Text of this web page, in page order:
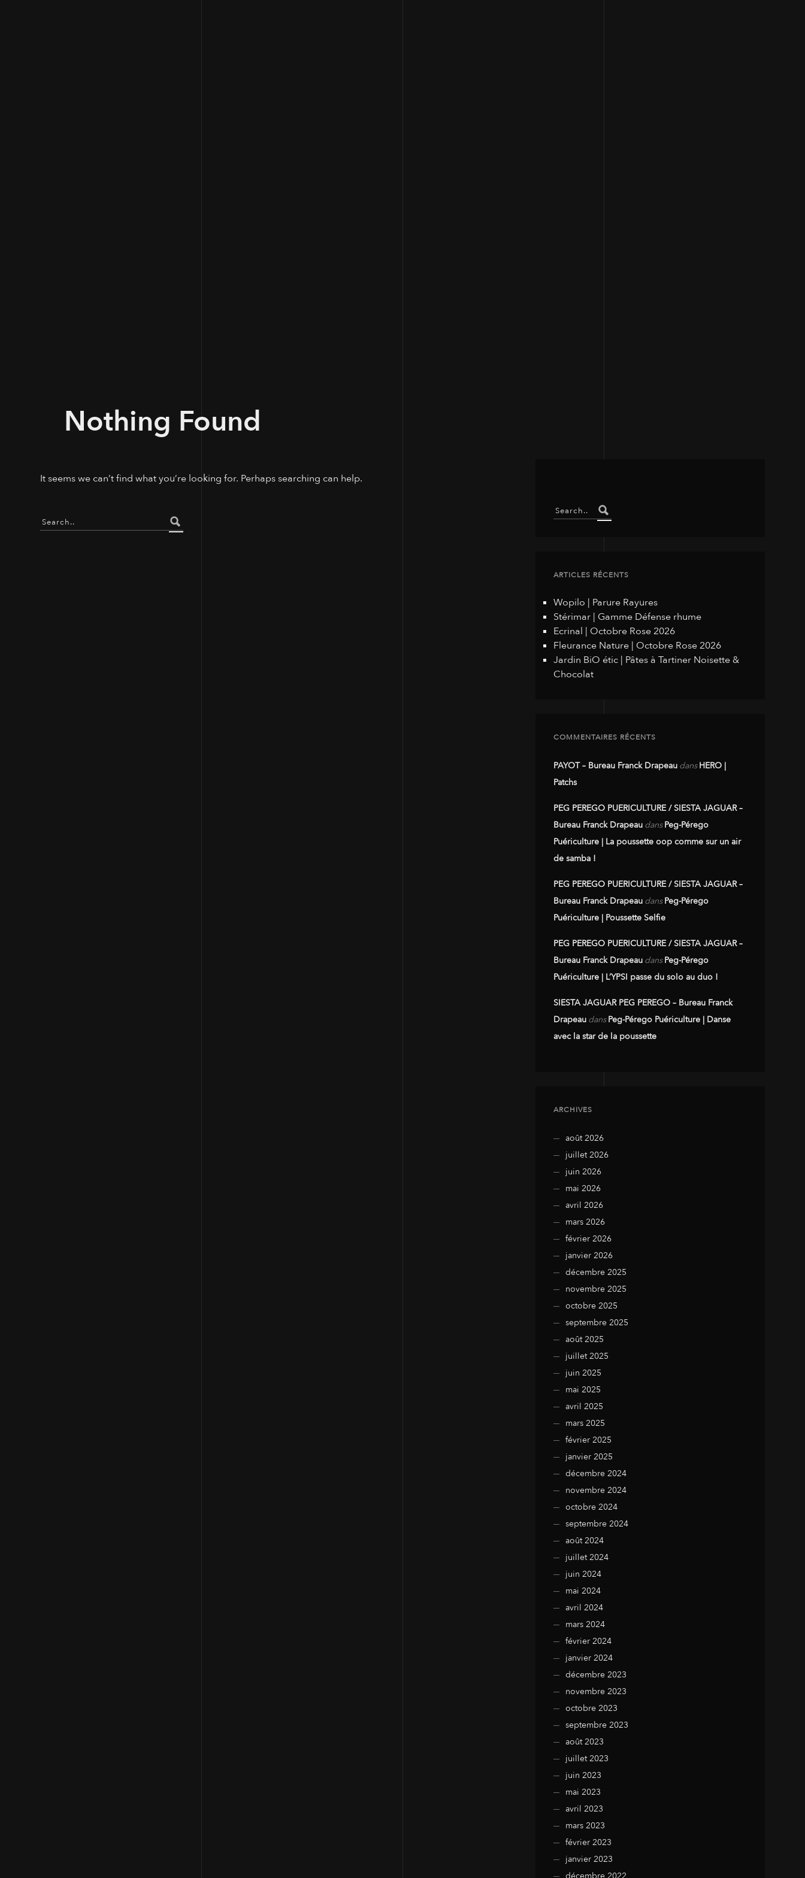
Nothing Found
It seems we can’t find what you’re looking for. Perhaps searching can help.
ARTICLES RÉCENTS
Wopilo | Parure Rayures
Stérimar | Gamme Défense rhume
Ecrinal | Octobre Rose 2026
Fleurance Nature | Octobre Rose 2026
Jardin BiO étic | Pâtes à Tartiner Noisette &
Chocolat
COMMENTAIRES RÉCENTS
PAYOT – Bureau Franck DrapeaudansHERO |
Patchs
PEG PEREGO PUERICULTURE / SIESTA JAGUAR –
Bureau Franck DrapeaudansPeg-Pérego
Puériculture | La poussette oop comme sur un air
de samba !
PEG PEREGO PUERICULTURE / SIESTA JAGUAR –
Bureau Franck DrapeaudansPeg-Pérego
Puériculture | Poussette Selfie
PEG PEREGO PUERICULTURE / SIESTA JAGUAR –
Bureau Franck DrapeaudansPeg-Pérego
Puériculture | L’YPSI passe du solo au duo !
SIESTA JAGUAR PEG PEREGO – Bureau Franck
DrapeaudansPeg-Pérego Puériculture | Danse
avec la star de la poussette
ARCHIVES
août 2026
juillet 2026
juin 2026
mai 2026
avril 2026
mars 2026
février 2026
janvier 2026
décembre 2025
novembre 2025
octobre 2025
septembre 2025
août 2025
juillet 2025
juin 2025
mai 2025
avril 2025
mars 2025
février 2025
janvier 2025
décembre 2024
novembre 2024
octobre 2024
septembre 2024
août 2024
juillet 2024
juin 2024
mai 2024
avril 2024
mars 2024
février 2024
janvier 2024
décembre 2023
novembre 2023
octobre 2023
septembre 2023
août 2023
juillet 2023
juin 2023
mai 2023
avril 2023
mars 2023
février 2023
janvier 2023